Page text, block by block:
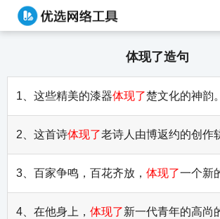
体现了造句
1、这些精美的漆器体现了楚文化的神韵。
2、这首诗体现了老诗人由博返约的创作
3、百家争鸣，百花齐放， 体现了一个新
4、在他身上， 体现了新一代青年的高尚